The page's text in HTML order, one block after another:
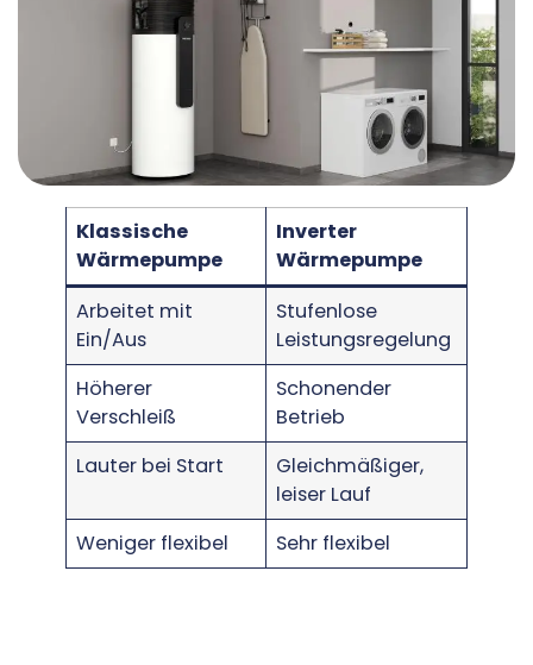
Klassische
Wärmepumpe
Inverter
Wärmepumpe
Arbeitet mit
Ein/Aus
Stufenlose
Leistungsregelung
Höherer
Verschleiß
Schonender
Betrieb
Lauter bei Start
Gleichmäßiger,
leiser Lauf
Weniger flexibel
Sehr flexibel